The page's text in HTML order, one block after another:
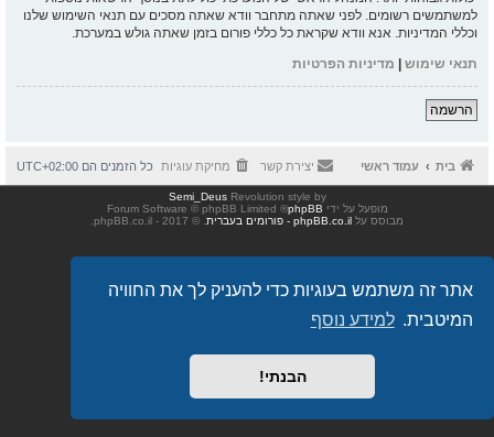
אתר זה משתמש בעוגיות כדי להעניק לך את החוויה
המיטבית. למידע נוסף
הבנתי!
למשתמשים רשומים. לפני שאתה מתחבר וודא שאתה מסכים עם תנאי השימוש שלנו
וכללי המדיניות. אנא וודא שקראת כל כללי פורום בזמן שאתה גולש במערכת.
תנאי שימוש | מדיניות הפרטיות
הרשמה
בית עמוד ראשי כל הזמנים הם UTC+02:00 מחיקת עוגיות יצירת קשר
Revolution style by
Semi_Deus
מופעל על ידי phpBB
® Forum Software © phpBB Limited
מבוסס על phpBB.co.il - פורומים בעברית . © 2017 - phpBB.co.il.